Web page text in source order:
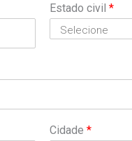
Estado civil *
Cidade *